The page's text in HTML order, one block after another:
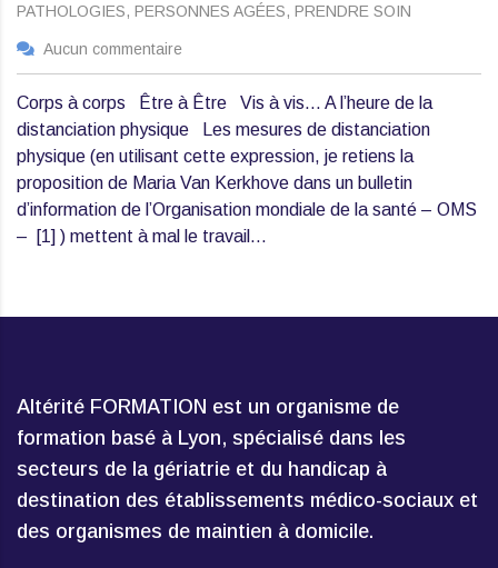
PATHOLOGIES, PERSONNES AGÉES, PRENDRE SOIN
Aucun commentaire
Corps à corps Être à Être Vis à vis… A l’heure de la
distanciation physique Les mesures de distanciation
physique (en utilisant cette expression, je retiens la
proposition de Maria Van Kerkhove dans un bulletin
d’information de l’Organisation mondiale de la santé – OMS
– [1] ) mettent à mal le travail…
Altérité FORMATION est un organisme de
formation basé à Lyon, spécialisé dans les
secteurs de la gériatrie et du handicap à
destination des établissements médico-sociaux et
des organismes de maintien à domicile.